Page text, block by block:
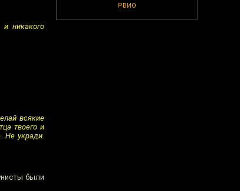
РВИО
никакого
всякие
твоего и
Не укради.
были